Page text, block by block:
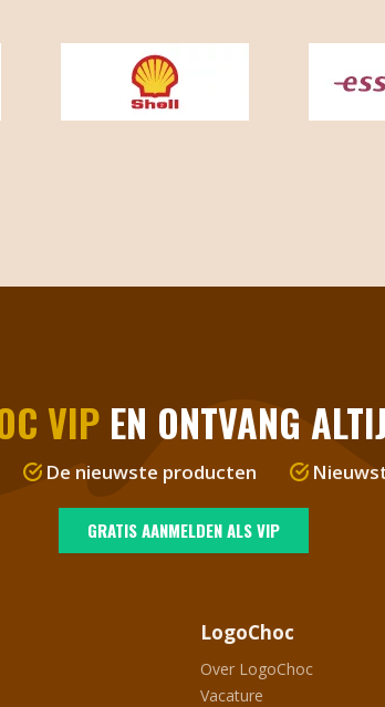
VIPEN ONTVANG
De nieuwste producten
GRATIS AANMELDEN ALS VIP
LogoChoc
Over LogoChoc
Vacature